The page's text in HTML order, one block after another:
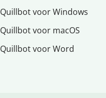
Quillbot voor Windows
Quillbot voor macOS
Quillbot voor Word